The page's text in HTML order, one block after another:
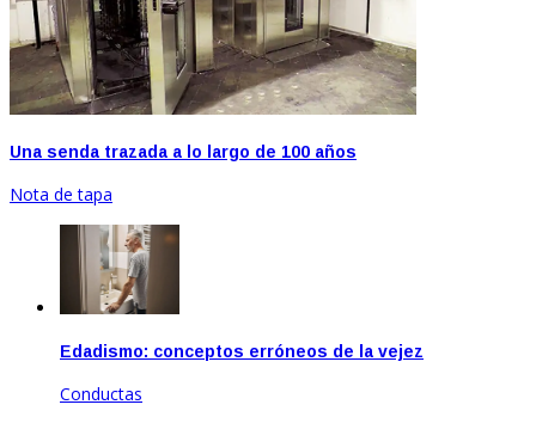
Una senda trazada a lo largo de 100 años
Nota de tapa
Edadismo: conceptos erróneos de la vejez
Conductas